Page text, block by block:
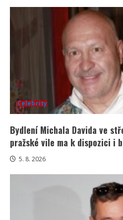
Celebrity
Bydlení Michala Davida ve
pražské vile ma k dispozici i
5. 8. 2026